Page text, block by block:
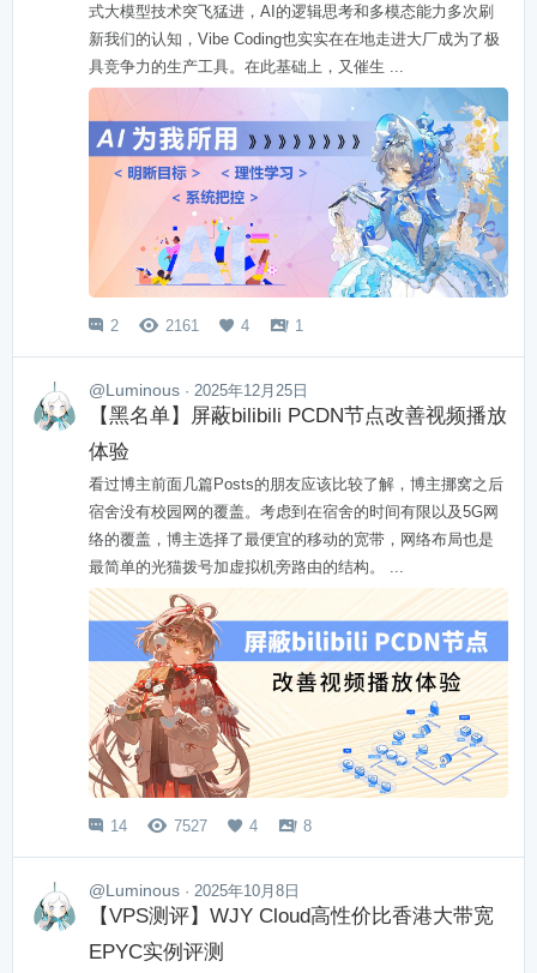
式大模型技术突飞猛进，AI的逻辑思考和多模态能力多次刷
新我们的认知，Vibe Coding也实实在在地走进大厂成为了极
具竞争力的生产工具。在此基础上，又催生 ...
 2  2161  4  1
@Luminous · 2025年12月25日
【黑名单】屏蔽bilibili PCDN节点改善视频播放
体验
看过博主前面几篇Posts的朋友应该比较了解，博主挪窝之后
宿舍没有校园网的覆盖。考虑到在宿舍的时间有限以及5G网
络的覆盖，博主选择了最便宜的移动的宽带，网络布局也是
最简单的光猫拨号加虚拟机旁路由的结构。 ...
 14  7527  4  8
@Luminous · 2025年10月8日
【VPS测评】WJY Cloud高性价比香港大带宽
EPYC实例评测